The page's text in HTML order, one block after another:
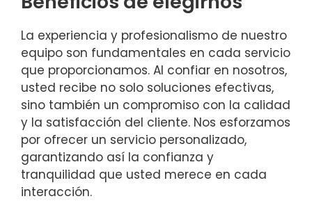
La experiencia y profesionalismo de nuestro
equipo son fundamentales en cada servicio
que proporcionamos. Al confiar en nosotros,
usted recibe no solo soluciones efectivas,
sino también un compromiso con la calidad
y la satisfacción del cliente. Nos esforzamos
por ofrecer un servicio personalizado,
garantizando así la confianza y
tranquilidad que usted merece en cada
interacción.